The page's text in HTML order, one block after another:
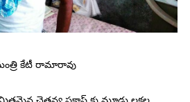
కేటీ రామారావు